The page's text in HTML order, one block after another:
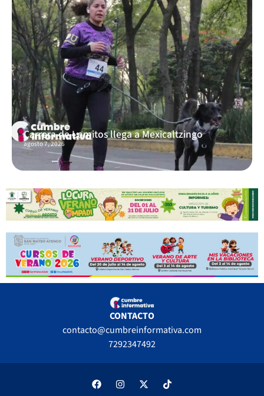
Carrera de Lomitos llega a Mexicaltzingo
agosto 7, 2026
CONTACTO
contacto@cumbreinformativa.com
7292347492